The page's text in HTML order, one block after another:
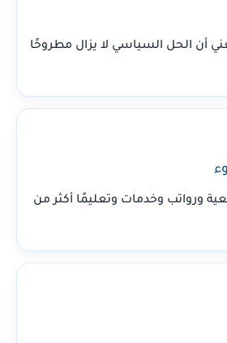
أن الحل السياسي لا يزال مطروحًا
ورواتب وخدمات وتعليمًا أكثر من